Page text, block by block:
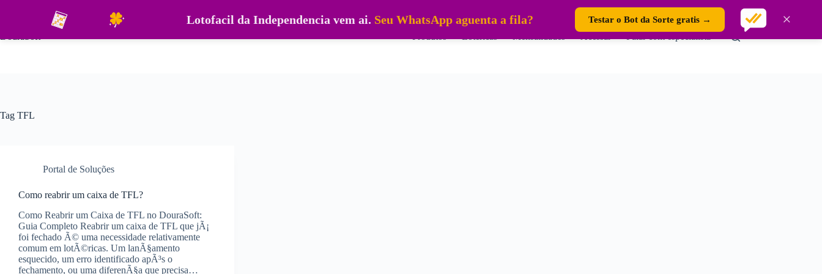
Lotofacil da Independencia vem ai. Seu WhatsApp aguenta a fila? Testar o Bot da Sorte gratis → ×
conteúdo
Tag TFL
Portal de Soluções
Como reabrir um caixa de TFL?
Como Reabrir um Caixa de TFL no DouraSoft:
Guia Completo Reabrir um caixa de TFL que jÃ¡
foi fechado Ã© uma necessidade relativamente
comum em lotÃ©ricas. Um lanÃ§amento
esquecido, um erro identificado apÃ³s o
fechamento, ou uma diferenÃ§a que precisa…